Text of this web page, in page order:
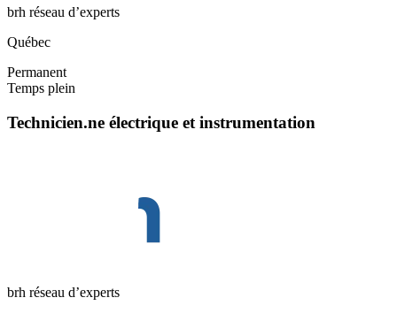
brh réseau d’experts
Québec
Permanent
Temps plein
Technicien.ne électrique et instrumentation
brh réseau d’experts